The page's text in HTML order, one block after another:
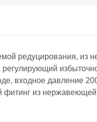
редуцирования, из
входное давление
из